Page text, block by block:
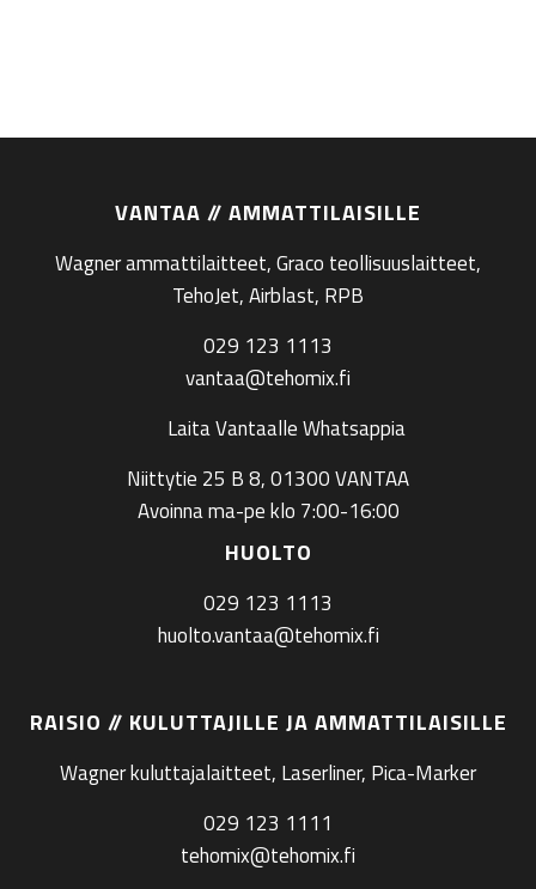
VANTAA // AMMATTILAISILLE
Wagner ammattilaitteet, Graco teollisuuslaitteet,
TehoJet, Airblast, RPB
029 123 1113
vantaa@tehomix.fi
Laita Vantaalle Whatsappia
Niittytie 25 B 8, 01300 VANTAA
Avoinna ma-pe klo 7:00-16:00
HUOLTO
029 123 1113
huolto.vantaa@tehomix.fi
RAISIO // KULUTTAJILLE JA AMMATTILAISILLE
Wagner kuluttajalaitteet, Laserliner, Pica-Marker
029 123 1111
tehomix@tehomix.fi